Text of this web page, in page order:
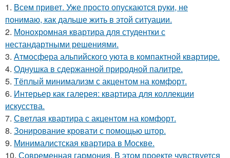
1. Всем привет. Уже просто опускаются руки, не
понимаю, как дальше жить в этой ситуации.
2. Монохромная квартира для студентки с
нестандартными решениями.
3. Атмосфера альпийского уюта в компактной квартире.
4. Однушка в сдержанной природной палитре.
5. Тёплый минимализм с акцентом на комфорт.
6. Интерьер как галерея: квартира для коллекции
искусства.
7. Светлая квартира с акцентом на комфорт.
8. Зонирование кровати с помощью штор.
9. Минималистская квартира в Москве.
10. Современная гармония. В этом проекте чувствуется